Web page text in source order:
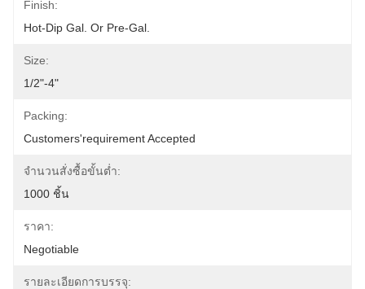
Finish:
Hot-Dip Gal. Or Pre-Gal.
Size:
1/2"-4"
Packing:
Customers'requirement Accepted
จำนวนสั่งซื้อขั้นต่ำ:
1000 ชิ้น
ราคา:
Negotiable
รายละเอียดการบรรจุ: